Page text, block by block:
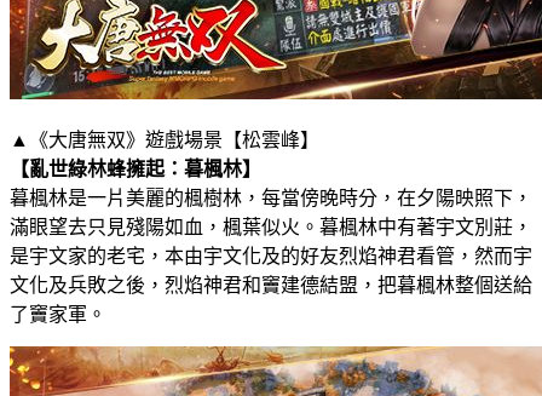
▲《大唐無双》遊戲場景【松雲峰】
【亂世綠林蜂擁起：暮楓林】
暮楓林是一片美麗的楓樹林，每當傍晚時分，在夕陽映照下，
滿眼望去只見殘陽如血，楓葉似火。暮楓林中有著宇文別莊，
是宇文家的老宅，本由宇文化及的好友烈焰神君看管，然而宇
文化及兵敗之後，烈焰神君和竇建德結盟，把暮楓林整個送給
了竇家軍。